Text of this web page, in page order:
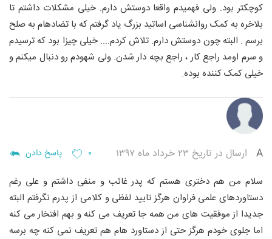
کوچکتر بود. ولی فهمیدم واقعا دوستش دارم. خیلی مشکلات داشتم تا
بلاخره به کمک روانشناسی اساتید بزرگ یاد گرفتم که با تضادهام به صلح
برسم . البته چون دوستش دارم. تلاش کردم.... خیلی چیزا بود که ترسیدم
و سرم اومد راجع کار ، راجع بچه دار شدن. ولی شهودم رو دنبال میکنم و
خیلی کمک کننده بوده.
A ارسال در تاریخ ۲۳ خرداد ماه ۱۳۹۷ ۰ پاسخ دادن
سلام من هم دختری هستم که پدر غائب و منفی داشتم و علی رغم
دستاوردهای علمی فراوان هرگز تایید لفظی و کلامی از پدرم نگرفتم البته
جدیدا از موفقیت های من همه جا تعریف می کنه و بهم افتخار می کنه
اما جلوی خودم هرگز حتی از دستاورد هام هم تعریف نمی کنه چه برسه